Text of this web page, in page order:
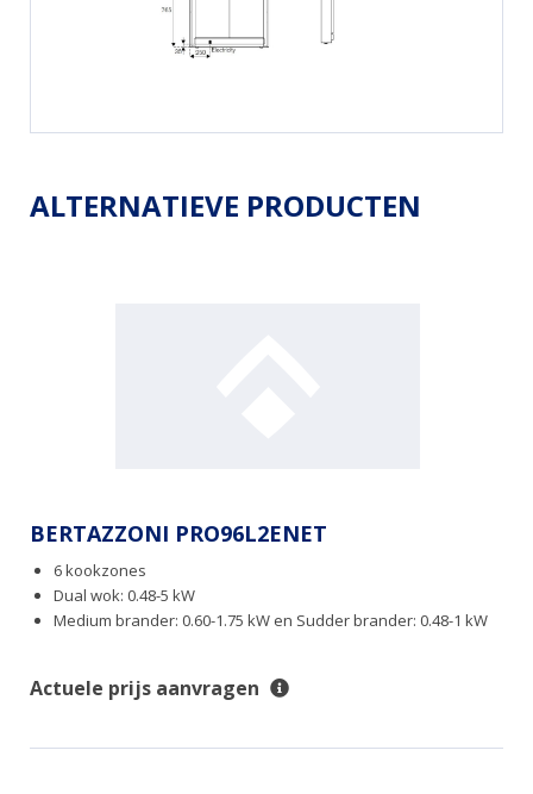
ALTERNATIEVE PRODUCTEN
BERTAZZONI PRO96L2ENET
6 kookzones
Dual wok: 0.48-5 kW
Medium brander: 0.60-1.75 kW en Sudder brander: 0.48-1 kW
Actuele prijs aanvragen